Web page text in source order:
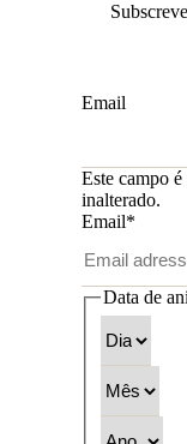
Email
Este campo é
inalterado.
Email*
Data de